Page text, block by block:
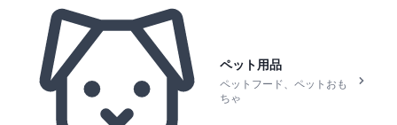
ペット用品
ペットフード、ペットおも
ちゃ